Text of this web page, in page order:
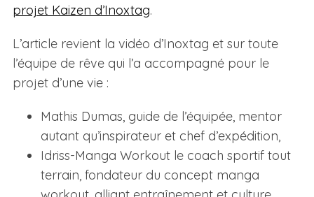
projet Kaizen d’Inoxtag.
L’article revient la vidéo d’Inoxtag et sur toute
l’équipe de rêve qui l’a accompagné pour le
projet d’une vie :
Mathis Dumas, guide de l’équipée, mentor
autant qu’inspirateur et chef d’expédition,
Idriss-Manga Workout le coach sportif tout
terrain, fondateur du concept manga